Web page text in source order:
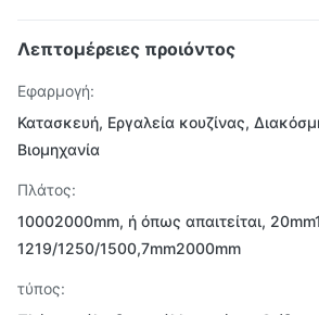
Λεπτομέρειες προιόντος
Εφαρμογή:
Κατασκευή, Εργαλεία κουζίνας,
Βιομηχανία
Πλάτος:
10002000mm, ή όπως απαιτείται,
1219/1250/1500,7mm2000mm
τύπος: